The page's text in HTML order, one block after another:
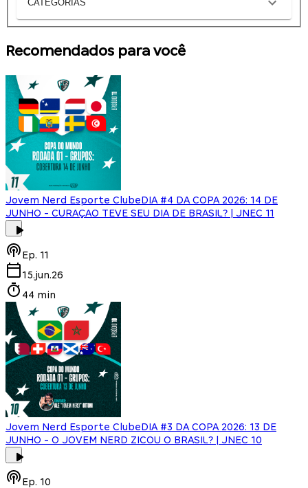
CATEGORIAS
Recomendados para você
Jovem Nerd Esporte ClubeDIA #4 DA COPA 2026: 14 DE
JUNHO - CURAÇAO TEVE SEU DIA DE BRASIL? | JNEC 11
Ep. 11
15.jun.26
44 min
Jovem Nerd Esporte ClubeDIA #3 DA COPA 2026: 13 DE
JUNHO - O JOVEM NERD ZICOU O BRASIL? | JNEC 10
Ep. 10